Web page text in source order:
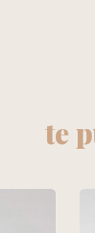
te